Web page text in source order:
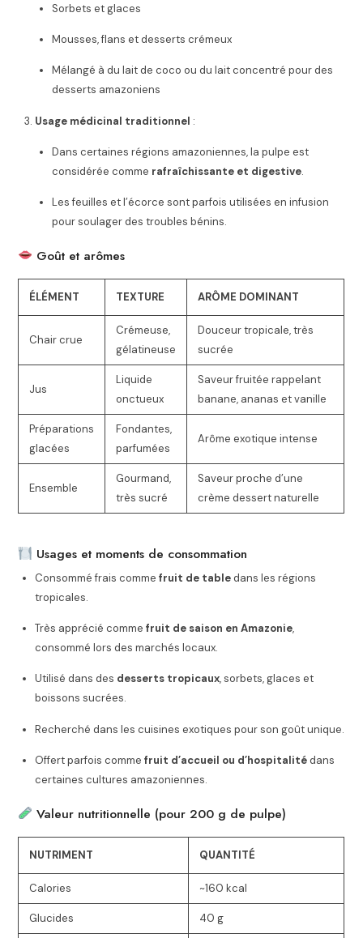
Sorbets et glaces
Mousses, flans et desserts crémeux
Mélangé à du lait de coco ou du lait concentré pour des
desserts amazoniens
Usage médicinal traditionnel :
Dans certaines régions amazoniennes, la pulpe est
considérée comme rafraîchissante et digestive.
Les feuilles et l’écorce sont parfois utilisées en infusion
pour soulager des troubles bénins.
Goût et arômes
ÉLÉMENT TEXTURE ARÔME DOMINANT
Chair crue
Crémeuse,
gélatineuse
Douceur tropicale, très
sucrée
Jus
Liquide
onctueux
Saveur fruitée rappelant
banane, ananas et vanille
Préparations
glacées
Fondantes,
parfumées
Arôme exotique intense
Ensemble
Gourmand,
très sucré
Saveur proche d’une
crème dessert naturelle
Usages et moments de consommation
Consommé frais commefruit de tabledans les régions
tropicales.
Très apprécié commefruit de saison en Amazonie,
consommé lors des marchés locaux.
Utilisé dans des desserts tropicaux, sorbets, glaces et
boissons sucrées.
Recherché dans les cuisines exotiques pour son goût unique.
Offert parfois commefruit d’accueil ou d’hospitalitédans
certaines cultures amazoniennes.
Valeur nutritionnelle (pour 200 g de pulpe)
NUTRIMENT QUANTITÉ
Calories ~160 kcal
Glucides 40 g